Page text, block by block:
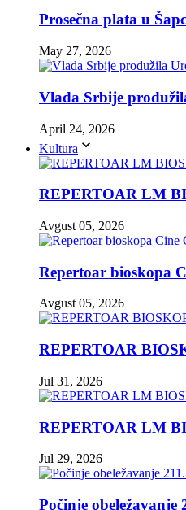
Prosečna plata u
May 27, 2026
Vlada Srbije
April 24, 2026
Kultura
REPERTOAR LM
Avgust 05, 2026
Repertoar bioskopa
Avgust 05, 2026
REPERTOAR
Jul 31, 2026
REPERTOAR LM
Jul 29, 2026
Počinje obeležavanje